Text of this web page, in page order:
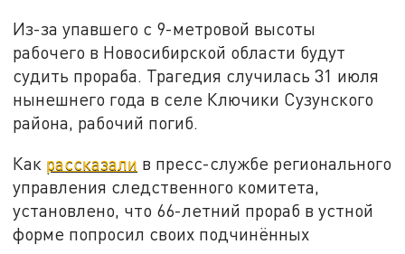
Из-за упавшего с 9-метровой высоты
рабочего в Новосибирской области будут
судить прораба. Трагедия случилась 31 июля
нынешнего года в селе Ключики Сузунского
района, рабочий погиб.
Как рассказали в пресс-службе регионального
управления следственного комитета,
установлено, что 66-летний прораб в устной
форме попросил своих подчинённых